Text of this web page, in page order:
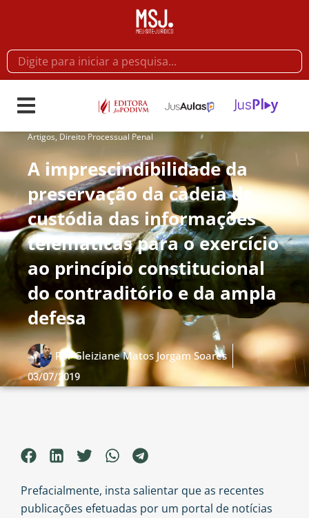
Artigos, Direito Processual Penal
A imprescindibilidade da
preservação da cadeia de
custódia das informações
telemáticas para o exercício
ao princípio constitucional
do contraditório e da ampla
defesa
PorGleiziane Matos Jorgam Soares
03/07/2019
Prefacialmente, insta salientar que as recentes
publicações efetuadas por um portal de notícias